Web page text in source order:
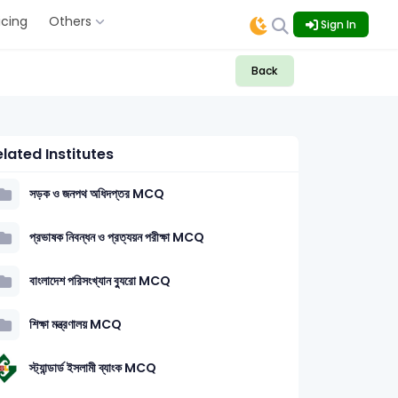
Others Sign In
Back
Institutes
সড়ক ও জনপথ অধিদপ্তর MCQ
প্রভাষক নিবন্ধন ও প্রত্যয়ন পরীক্ষা MCQ
বাংলাদেশ পরিসংখ্যান ব্যুরো MCQ
শিক্ষা মন্ত্রণালয় MCQ
স্ট্যান্ডার্ড ইসলামী ব্যাংক MCQ